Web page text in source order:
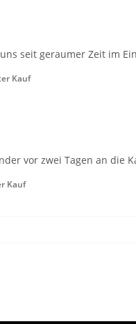
seit geraumer Zeit im
Kauf
vor zwei Tagen an die
Kauf